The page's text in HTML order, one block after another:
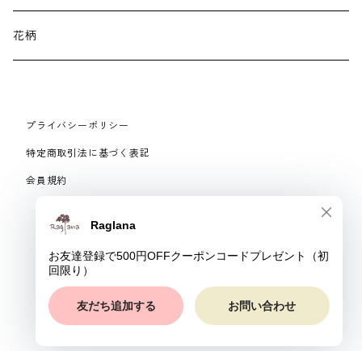
ネックレス・ブローチ
手袋、ハンドカバー
スマートフォンケース、バッグ
パジャマ
花柄
プライバシーポリシー
特定商取引法に基づく表記
会員規約